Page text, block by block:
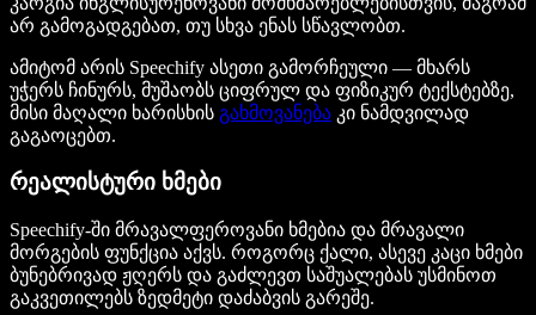
არ გამოგადგებათ, თუ სხვა ენას სწავლობთ.
ამიტომ არის Speechify ასეთი გამორჩეული — მხარს
უჭერს ჩინურს, მუშაობს ციფრულ და ფიზიკურ ტექსტებზე,
მისი მაღალი ხარისხის გახმოვანება კი ნამდვილად
გაგაოცებთ.
რეალისტური ხმები
Speechify-ში მრავალფეროვანი ხმებია და მრავალი
მორგების ფუნქცია აქვს. როგორც ქალი, ასევე კაცი ხმები
ბუნებრივად ჟღერს და გაძლევთ საშუალებას უსმინოთ
გაკვეთილებს ზედმეტი დაძაბვის გარეშე.